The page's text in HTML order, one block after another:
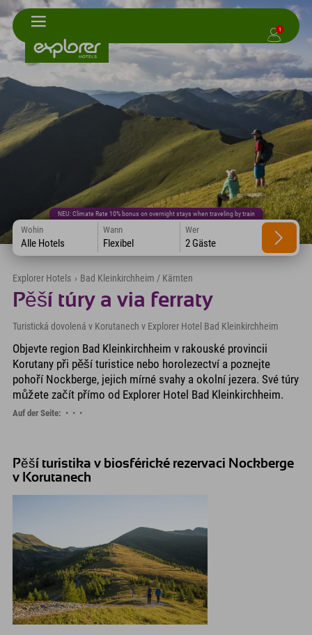
1
NEU: Climate Rate 10% bonus on overnight stays when traveling by train
Wohin
Alle Hotels
Wann
Flexibel
Wer
2 Gäste
Explorer Hotels › Bad Kleinkirchheim / Kärnten
Pěší túry a via ferraty
Turistická dovolená v Korutanech v Explorer Hotel Bad Kleinkirchheim
Objevte region Bad Kleinkirchheim v rakouské provincii
Korutany při pěší turistice nebo horolezectví a poznejte
pohoří Nockberge, jejich mírné svahy a okolní jezera. Své túry
můžete začít přímo od Explorer Hotel Bad Kleinkirchheim.
Auf der Seite:
Pěší turistika v biosférické rezervaci Nockberge
v Korutanech